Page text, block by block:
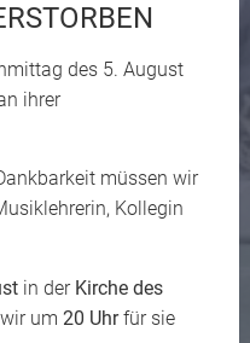
des 5. August
ihrer
müssen wir
Kollegin
in der Kirche des
um 20 Uhrfür sie